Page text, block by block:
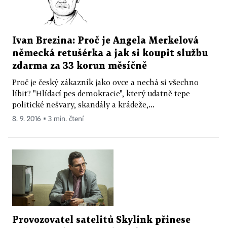
Ivan Brezina: Proč je Angela Merkelová
německá retušérka a jak si koupit službu
zdarma za 33 korun měsíčně
Proč je český zákazník jako ovce a nechá si všechno
líbit? "Hlídací pes demokracie", který udatně tepe
politické nešvary, skandály a krádeže,...
8. 9. 2016 ▪ 3 min. čtení
Provozovatel satelitů Skylink přinese